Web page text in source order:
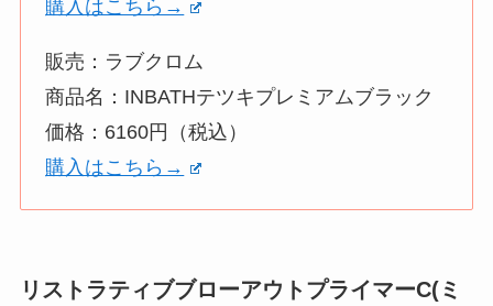
購入はこちら→
販売：ラブクロム
商品名：INBATHテツキプレミアムブラック
価格：6160円（税込）
購入はこちら→
リストラティブブローアウトプライマーC(ミ